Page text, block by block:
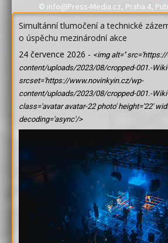
© info@Press-Media.cz, Praha 4,
Simultánní tlumočení a technické
o úspěchu mezinárodní akce
24 července 2026 - <img alt=''
content/uploads/2023/08/cropped-001.-
srcset='https://www.novinkyin.cz/wp-
content/uploads/2023/08/cropped-001.-
class='avatar avatar-22 photo' height='22'
decoding='async'/>